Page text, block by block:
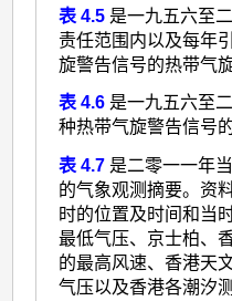
表 4.5 是一九五六至
责任范围内以及每年
旋警告信号的热带气
表 4.6 是一九五六至
种热带气旋警告信号
表 4.7 是二零一一年
的气象观测摘要。资
时的位置及时间和当
最低气压、京士柏、
的最高风速、香港天
气压以及香港各潮汐